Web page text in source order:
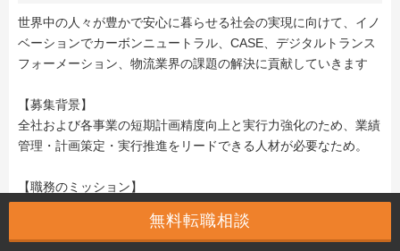
世界中の人々が豊かで安心に暮らせる社会の実現に向けて、イノ
ベーションでカーボンニュートラル、CASE、デジタルトランス
フォーメーション、物流業界の課題の解決に貢献していきます
【募集背景】
全社および各事業の短期計画精度向上と実行力強化のため、業績
管理・計画策定・実行推進をリードできる人材が必要なため。
【職務のミッション】
決定と計画達成を実現する。無料転職相談